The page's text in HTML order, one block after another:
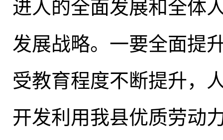
进人的全面发展和全体
发展战略。 一要全面提
受教育程度不断提升，
开发利用我县优质劳动